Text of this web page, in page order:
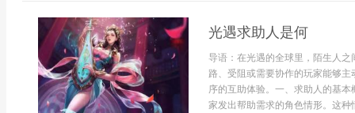
光遇求助人是何
导语：在光遇的全球里，陌生人
路、受阻或需要协作的玩家能够
序的互助体验。一、求助人的基
家发出帮助需求的角色情形。这种